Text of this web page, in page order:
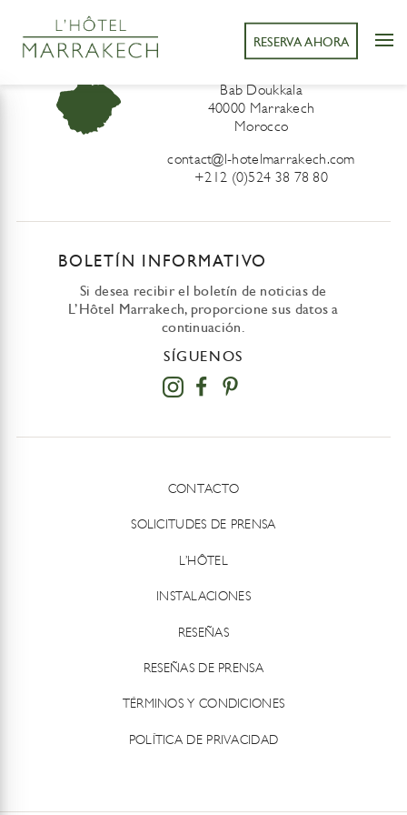
RESERVA AHORA
L’Hôtel Marrakech
Bab Doukkala
40000 Marrakech
Morocco
contact@l-hotelmarrakech.com
+212 (0)524 38 78 80
BOLETÍN INFORMATIVO
Si desea recibir el boletín de noticias de
L’Hôtel Marrakech, proporcione sus datos a
continuación.
SÍGUENOS
CONTACTO
SOLICITUDES DE PRENSA
L’HÔTEL
INSTALACIONES
RESEÑAS
RESEÑAS DE PRENSA
TÉRMINOS Y CONDICIONES
POLÍTICA DE PRIVACIDAD